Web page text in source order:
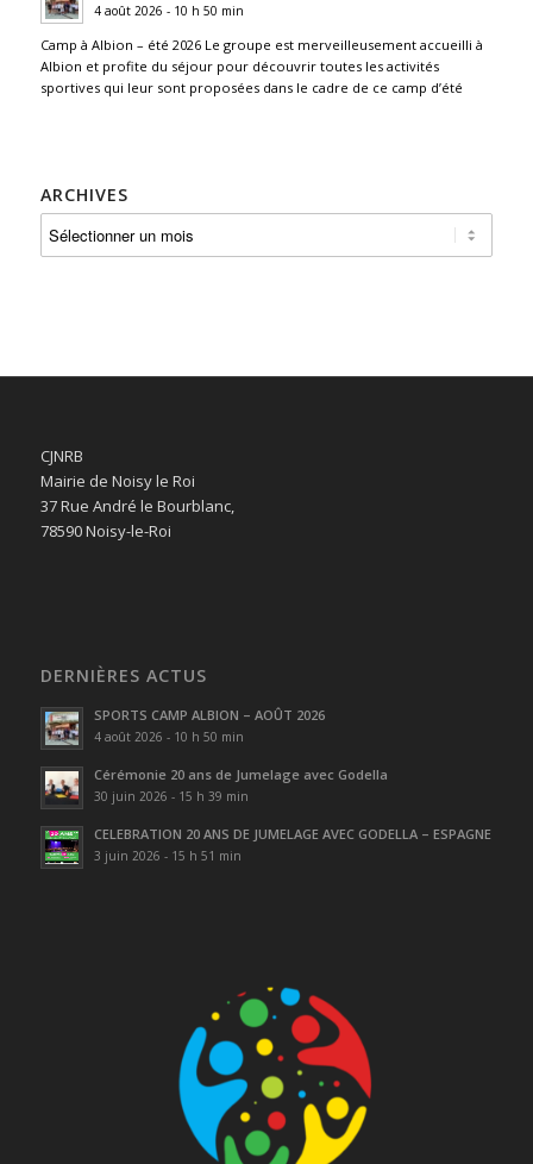
4 août 2026 - 10 h 50 min
Camp à Albion – été 2026 Le groupe est merveilleusement accueilli à
Albion et profite du séjour pour découvrir toutes les activités
sportives qui leur sont proposées dans le cadre de ce camp d’été
ARCHIVES
CJNRB
Mairie de Noisy le Roi
37 Rue André le Bourblanc,
78590 Noisy-le-Roi
DERNIÈRES ACTUS
SPORTS CAMP ALBION – AOÛT 2026
4 août 2026 - 10 h 50 min
Cérémonie 20 ans de Jumelage avec Godella
30 juin 2026 - 15 h 39 min
CELEBRATION 20 ANS DE JUMELAGE AVEC GODELLA – ESPAGNE
3 juin 2026 - 15 h 51 min